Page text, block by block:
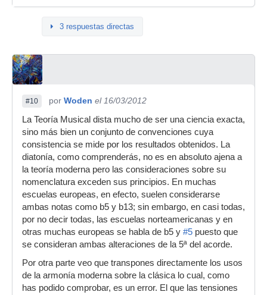
3 respuestas directas
#10 por Woden el 16/03/2012
La Teoría Musical dista mucho de ser una ciencia exacta,
sino más bien un conjunto de convenciones cuya
consistencia se mide por los resultados obtenidos. La
diatonía, como comprenderás, no es en absoluto ajena a
la teoría moderna pero las consideraciones sobre su
nomenclatura exceden sus principios. En muchas
escuelas europeas, en efecto, suelen considerarse
ambas notas como b5 y b13; sin embargo, en casi todas,
por no decir todas, las escuelas norteamericanas y en
otras muchas europeas se habla de b5 y #5 puesto que
se consideran ambas alteraciones de la 5ª del acorde.
Por otra parte veo que transpones directamente los usos
de la armonía moderna sobre la clásica lo cual, como
has podido comprobar, es un error. El que las tensiones